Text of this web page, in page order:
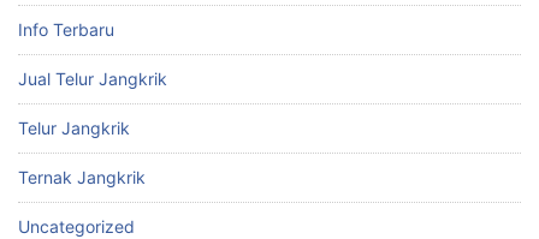
Info Terbaru
Jual Telur Jangkrik
Telur Jangkrik
Ternak Jangkrik
Uncategorized